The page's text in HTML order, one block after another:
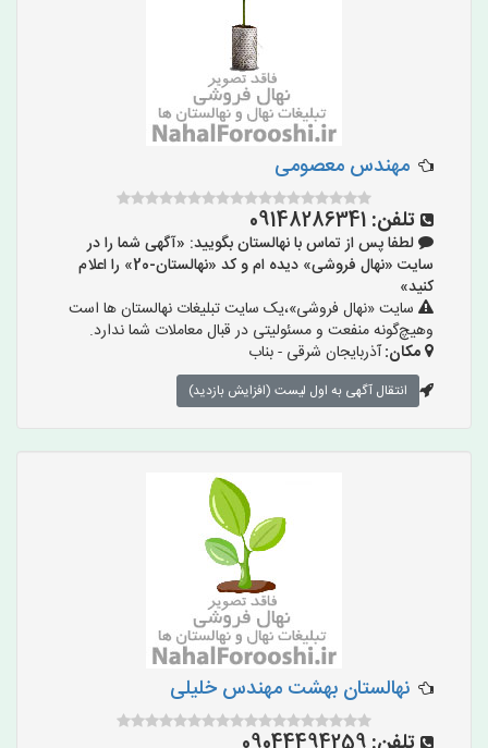
مهندس معصومی
تلفن: 09148286341
لطفا پس از تماس با نهالستان بگویید: «آگهی شما را در
سایت «نهال فروشی» دیده ام و کد «نهالستان-20» را اعلام
کنید»
سایت «نهال فروشی»،یک سایت تبلیغات نهالستان ها است
وهیچ‌گونه منفعت و مسئولیتی در قبال معاملات شما ندارد.
مکان:آذربایجان شرقی - بناب
انتقال آگهی به اول لیست (افزایش بازدید)
نهالستان بهشت مهندس خلیلی